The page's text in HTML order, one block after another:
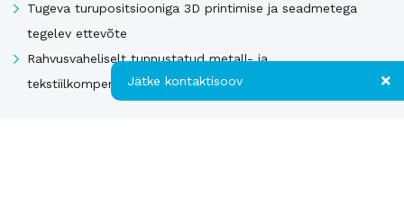
Tugeva turupositsiooniga 3D printimise ja seadmetega
tegelev ettevõte
Rahvusvaheliselt tunnustatud metall- ja
tekstiilkompensaatorite projekteerija ja tootja.
Jätke kontaktisoov